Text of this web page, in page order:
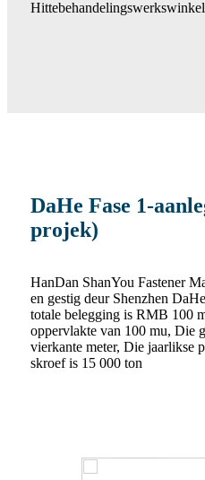
DaHe Fase 1-
projek)
HanDan ShanYou Fastener
en gestig deur Shenzhen
totale belegging is RMB 100
oppervlakte van 100 mu, Die
vierkante meter, Die jaarlikse
skroef is 15 000 ton